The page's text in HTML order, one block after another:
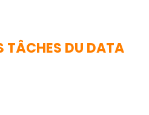
TÂCHES DU DATA